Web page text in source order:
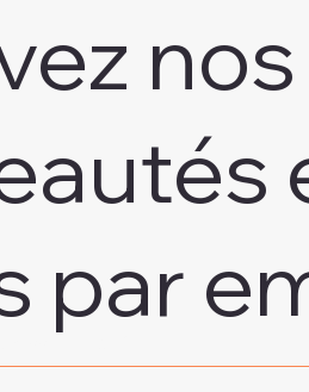
nos
par